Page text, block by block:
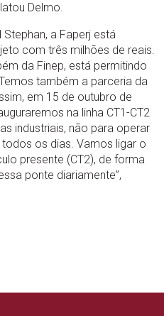
Delmo.
a Faperj está
com três milhões de reais.
da Finep, está permitindo
também a parceria da
em 15 de outubro de
na linha CT1-CT2
industriais, não para operar
os dias. Vamos ligar o
presente (CT2), de forma
ponte diariamente”,